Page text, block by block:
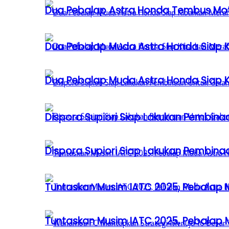
Dua Pebalap Muda Astra Honda Siap
Dispora Supiori Siap Lakukan
Tuntaskan Musim IATC 2025,
Dua Pebalap Astra Honda Tembus
Dua Pebalap Muda Astra Honda Siap
Dispora Supiori Siap Lakukan
Tuntaskan Musim IATC 2025,